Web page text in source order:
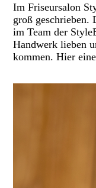
Im Friseursalon
groß geschrieben.
im Team der
Handwerk lieben
kommen. Hier